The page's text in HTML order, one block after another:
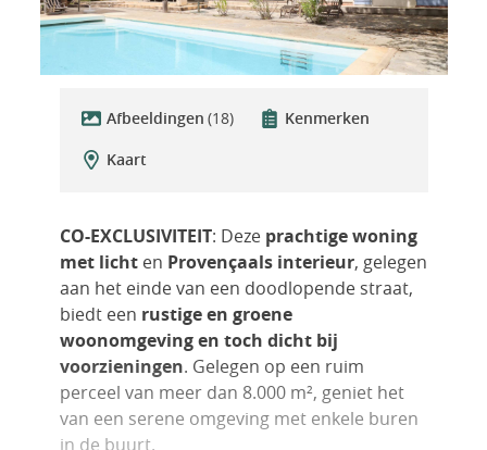
Afbeeldingen (18)
Kenmerken
Kaart
CO-EXCLUSIVITEIT: Deze prachtige woning
met lichten Provençaals interieur, gelegen
aan het einde van een doodlopende straat,
biedt een rustige en groene
woonomgeving en toch dicht bij
voorzieningen. Gelegen op een ruim
perceel van meer dan 8.000 m², geniet het
van een serene omgeving met enkele buren
in de buurt.